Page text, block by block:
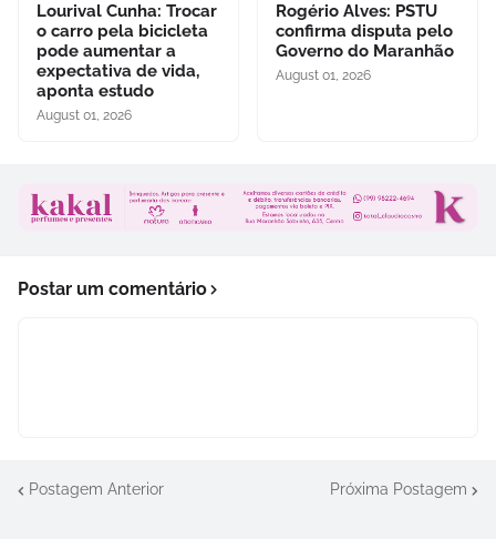
Lourival Cunha: Trocar
o carro pela bicicleta
pode aumentar a
expectativa de vida,
aponta estudo
August 01, 2026
Rogério Alves: PSTU
confirma disputa pelo
Governo do Maranhão
August 01, 2026
Postar um comentário
Postagem Anterior Próxima Postagem